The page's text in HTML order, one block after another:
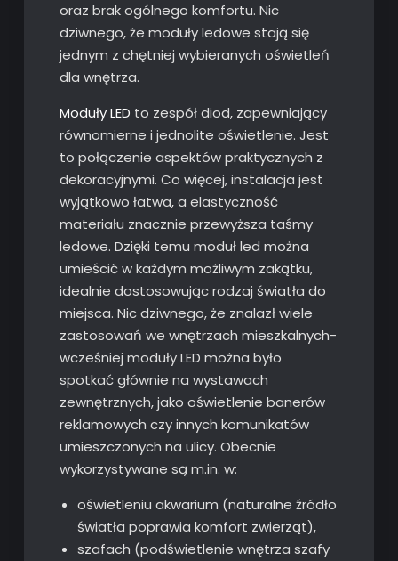
oraz brak ogólnego komfortu. Nic
dziwnego, że moduły ledowe stają się
jednym z chętniej wybieranych oświetleń
dla wnętrza.
Moduły LED to zespół diod, zapewniający
równomierne i jednolite oświetlenie. Jest
to połączenie aspektów praktycznych z
dekoracyjnymi. Co więcej, instalacja jest
wyjątkowo łatwa, a elastyczność
materiału znacznie przewyższa taśmy
ledowe. Dzięki temu moduł led można
umieścić w każdym możliwym zakątku,
idealnie dostosowując rodzaj światła do
miejsca. Nic dziwnego, że znalazł wiele
zastosowań we wnętrzach mieszkalnych-
wcześniej moduły LED można było
spotkać głównie na wystawach
zewnętrznych, jako oświetlenie banerów
reklamowych czy innych komunikatów
umieszczonych na ulicy. Obecnie
wykorzystywane są m.in. w:
oświetleniu akwarium (naturalne źródło
światła poprawia komfort zwierząt),
szafach (podświetlenie wnętrza szafy